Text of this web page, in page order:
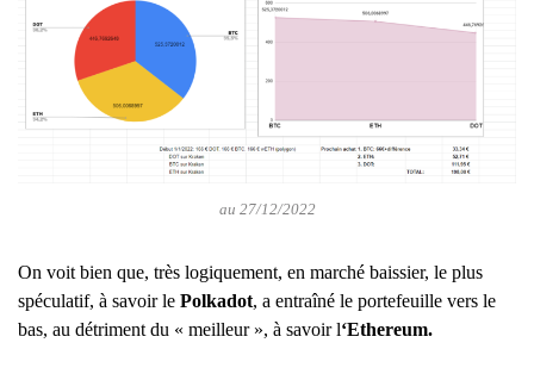
au 27/12/2022
On voit bien que, très logiquement, en marché baissier, le plus
spéculatif, à savoir le Polkadot, a entraîné le portefeuille vers le
bas, au détriment du « meilleur », à savoir l‘Ethereum.